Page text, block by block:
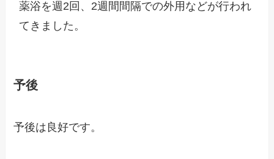
薬浴を週2回、2週間間隔での外用などが行われ
てきました。
予後
予後は良好です。